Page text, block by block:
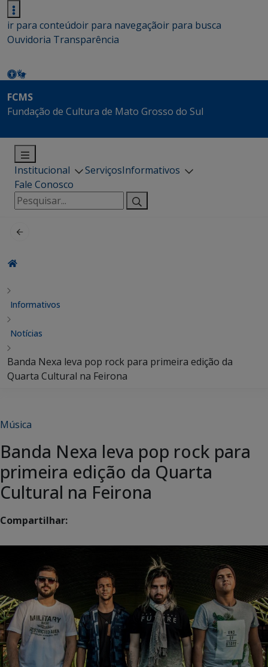
ir para conteúdoir para navegaçãoir para busca
Ouvidoria Transparência
FCMS
Fundação de Cultura de Mato Grosso do Sul
Institucional ServiçosInformativos
Fale Conosco
Pesquisar
por:
Informativos
Notícias
Banda Nexa leva pop rock para primeira edição da
Quarta Cultural na Feirona
Música
Banda Nexa leva pop rock para
primeira edição da Quarta
Cultural na Feirona
Compartilhar: